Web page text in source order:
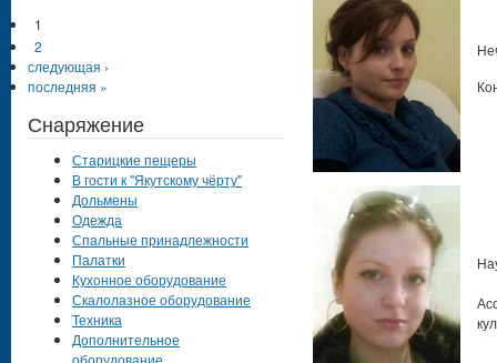
1
2
следующая ›
последняя »
Снаряжение
Старицкие пещеры
В гости к "Якутскому чёрту"
Дольмены
Одежда
Спальные принадлежности
Палатки
Кухонное оборудование
Скалолазное оборудование
Техника
Дополнительное